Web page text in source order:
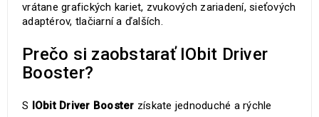
vrátane grafických kariet, zvukových zariadení, sieťových
adaptérov, tlačiarní a ďalších.
Prečo si zaobstarať IObit Driver
Booster?
S IObit Driver Booster získate jednoduché a rýchle